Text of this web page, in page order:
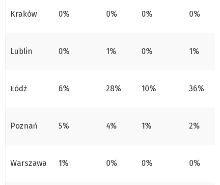
Kraków 0% 0% 0% 0%
Lublin 0% 1% 0% 1%
Łódź 6% 28% 10% 36%
Poznań 5% 4% 1% 2%
Warszawa 1% 0% 0% 0%